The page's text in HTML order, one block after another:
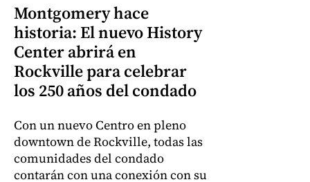
Montgomery hace
historia: El nuevo History
Center abrirá en
Rockville para celebrar
los 250 años del condado
Con un nuevo Centro en pleno
downtown de Rockville, todas las
comunidades del condado
contarán con una conexión con su